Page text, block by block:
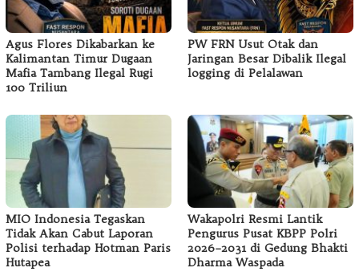
Agus Flores Dikabarkan ke
Kalimantan Timur Dugaan
Mafia Tambang Ilegal Rugi
100 Triliun
PW FRN Usut Otak dan
Jaringan Besar Dibalik Ilegal
logging di Pelalawan
MIO Indonesia Tegaskan
Tidak Akan Cabut Laporan
Polisi terhadap Hotman Paris
Hutapea
Wakapolri Resmi Lantik
Pengurus Pusat KBPP Polri
2026–2031 di Gedung Bhakti
Dharma Waspada